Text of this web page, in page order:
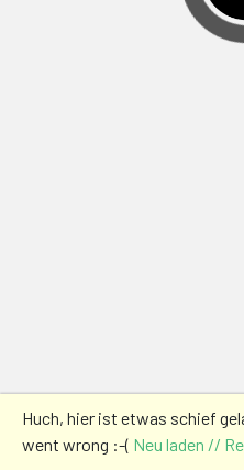
Huch, hier ist etwas schief
went wrong :-( Neu laden //